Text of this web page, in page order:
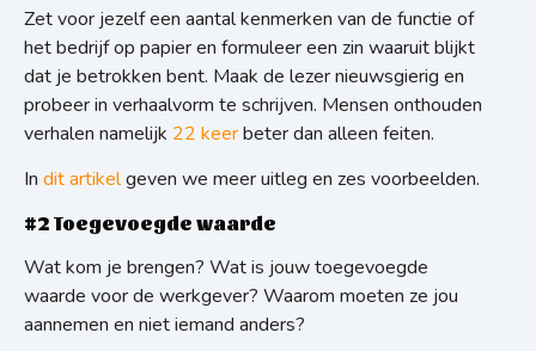
Zet voor jezelf een aantal kenmerken van de functie of
het bedrijf op papier en formuleer een zin waaruit blijkt
dat je betrokken bent. Maak de lezer nieuwsgierig en
probeer in verhaalvorm te schrijven. Mensen onthouden
verhalen namelijk 22 keerbeter dan alleen feiten.
In dit artikelgeven we meer uitleg en zes voorbeelden.
#2 Toegevoegde waarde
Wat kom je brengen? Wat is jouw toegevoegde
waarde voor de werkgever? Waarom moeten ze jou
aannemen en niet iemand anders?